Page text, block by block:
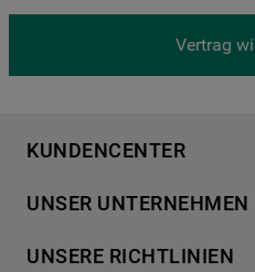
Vertrag
KUNDENCENTER
Händlersuche
Häufige Fragen
UNSER UNTERNEHMEN
Für Händler
UNSERE RICHTLINIEN